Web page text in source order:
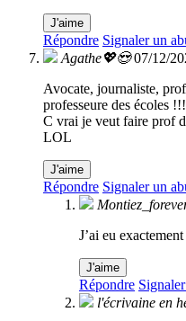
J'aime
Répondre Signaler un
Agathe💖😍 07/12/
Avocate, journaliste,
professeure des écoles !!!
C vrai je veut faire prof
LOL
J'aime
Répondre Signaler un
J’ai eu
J'aime
Répondre
l'écrivaine en